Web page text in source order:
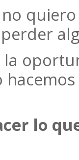
la
lo